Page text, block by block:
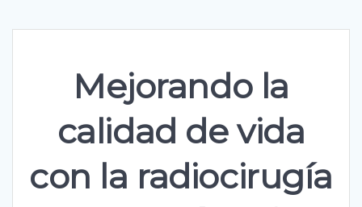
Mejorando la
calidad de vida
con la radiocirugía